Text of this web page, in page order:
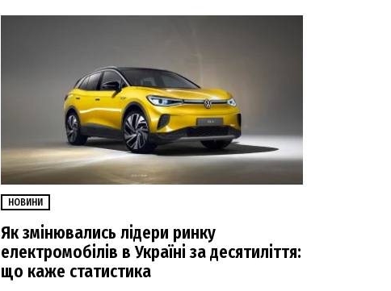
НОВИНИ
Як змінювались лідери ринку
електромобілів в Україні за десятиліття:
що каже статистика